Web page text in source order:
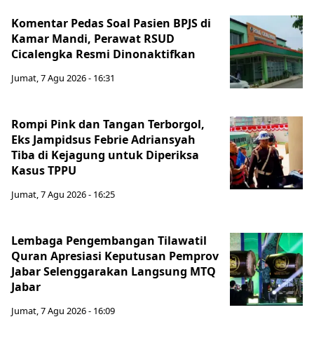
Komentar Pedas Soal Pasien BPJS di
Kamar Mandi, Perawat RSUD
Cicalengka Resmi Dinonaktifkan
Jumat, 7 Agu 2026 - 16:31
Rompi Pink dan Tangan Terborgol,
Eks Jampidsus Febrie Adriansyah
Tiba di Kejagung untuk Diperiksa
Kasus TPPU
Jumat, 7 Agu 2026 - 16:25
Lembaga Pengembangan Tilawatil
Quran Apresiasi Keputusan Pemprov
Jabar Selenggarakan Langsung MTQ
Jabar
Jumat, 7 Agu 2026 - 16:09